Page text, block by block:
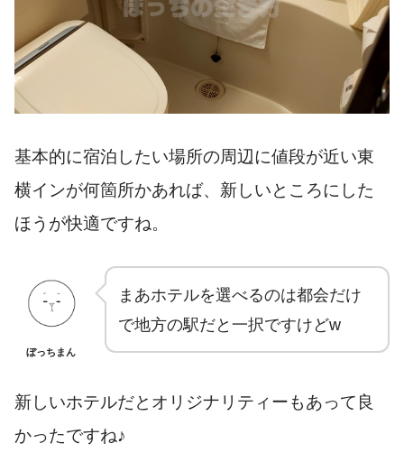
基本的に宿泊したい場所の周辺に値段が近い東
横インが何箇所かあれば、新しいところにした
ほうが快適ですね。
ぼっちまん
まあホテルを選べるのは都会だけ
で地方の駅だと一択ですけどw
新しいホテルだとオリジナリティーもあって良
かったですね♪